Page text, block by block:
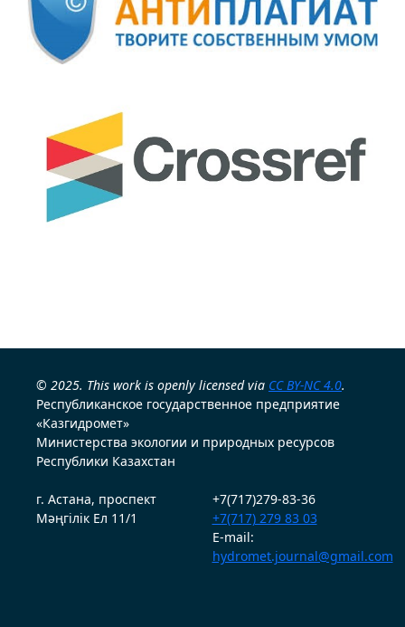
© 2025. This work is openly licensed via CC BY-NC 4.0.
Республиканское государственное предприятие
«Казгидромет»
Министерства экологии и природных ресурсов
Республики Казахстан
г. Астана, проспект
Мәңгілік Ел 11/1
+7(717)279-83-36
+7(717) 279 83 03
E-mail:
hydromet.journal@gmail.com